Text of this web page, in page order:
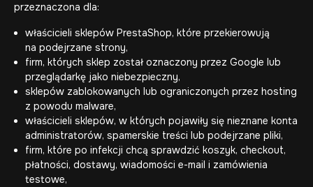
przeznaczona dla:
właścicieli sklepów PrestaShop, które przekierowują
na podejrzane strony,
firm, których sklep został oznaczony przez Google lub
przeglądarkę jako niebezpieczny,
sklepów zablokowanych lub ograniczonych przez hosting
z powodu malware,
właścicieli sklepów, w których pojawiły się nieznane konta
administratorów, spamerskie treści lub podejrzane pliki,
firm, które po infekcji chcą sprawdzić koszyk, checkout,
płatności, dostawy, wiadomości e-mail i zamówienia
testowe,